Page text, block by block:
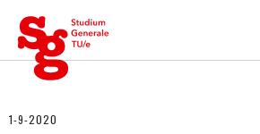
1-9-2020